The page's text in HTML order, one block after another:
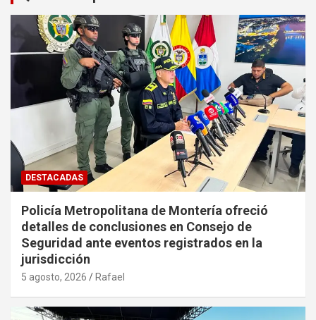
DESTACADAS
Policía Metropolitana de Montería ofreció
detalles de conclusiones en Consejo de
Seguridad ante eventos registrados en la
jurisdicción
5 agosto, 2026 Rafael